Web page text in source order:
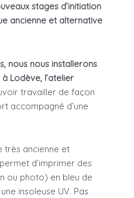
stages d’initiation
ancienne et alternative
nous nous installerons
Lodève, l’atelier
travailler de façon
accompagné d’une
très ancienne et
d’imprimer des
ou photo) en bleu de
insoleuse UV. Pas